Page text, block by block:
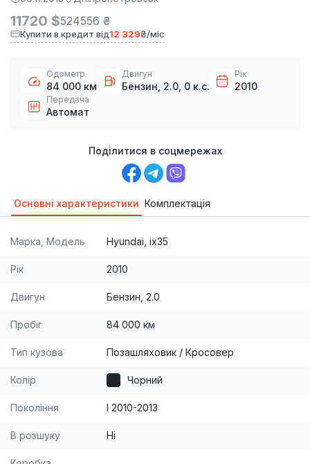
11720 $524556 ₴
Купити в кредит від12 329₴/міс
Одометр
84 000 км
Двигун
Бензин, 2.0, 0 к.с.
Рік
2010
Передача
Автомат
Поділитися в соцмережах
Основні характеристики Комплектація
Марка, Модель Hyundai, ix35
Рік 2010
Двигун Бензин, 2.0
Пробіг 84 000 км
Тип кузова Позашляховик / Кросовер
Колір Чорний
Покоління I 2010-2013
В розшуку Ні